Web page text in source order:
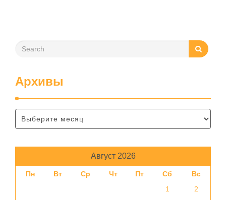
Архивы
Август 2026
Пн Вт Ср Чт Пт Сб
Вс
1
2